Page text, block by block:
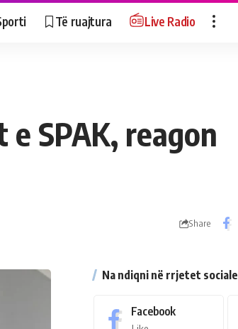
Të ruajtura Live Radio
SPAK, reagon
Share
Na ndiqni në rrjetet sociale
Facebook